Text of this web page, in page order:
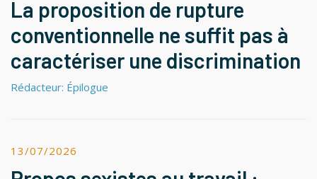
La proposition de rupture
conventionnelle ne suffit pas à
caractériser une discrimination
Rédacteur: Épilogue
13/07/2026